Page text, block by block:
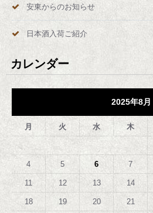
安東からのお知らせ
日本酒入荷ご紹介
カレンダー
2025年8月
月 火 水 木
4 5 6 7
11 12 13 14
18 19 20 21